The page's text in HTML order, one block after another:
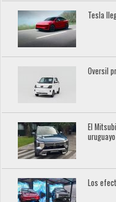
Tesla
Oversil
El
uruguayo
Los